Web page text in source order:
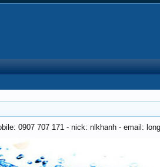
0907 707 171 - nick: nlkhanh - email: